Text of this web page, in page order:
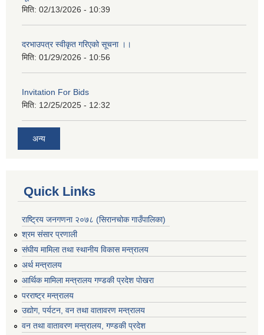
मिति: 02/13/2026 - 10:39
दरभाउपत्र स्वीकृत गरिएको सूचना ।।
मिति: 01/29/2026 - 10:56
Invitation For Bids
मिति: 12/25/2025 - 12:32
अन्य
Quick Links
राष्ट्रिय जनगणना २०७८ (सिरानचोक गाउँपालिका)
श्रम संसार प्रणाली
संघीय मामिला तथा स्थानीय विकास मन्त्रालय
अर्थ मन्त्रालय
आर्थिक मामिला मन्त्रालय गण्डकी प्रदेश पोखरा
परराष्ट्र मन्त्रालय
उद्योग, पर्यटन, वन तथा वातावरण मन्त्रालय
वन तथा वातावरण मन्त्रालय, गण्डकी प्रदेश